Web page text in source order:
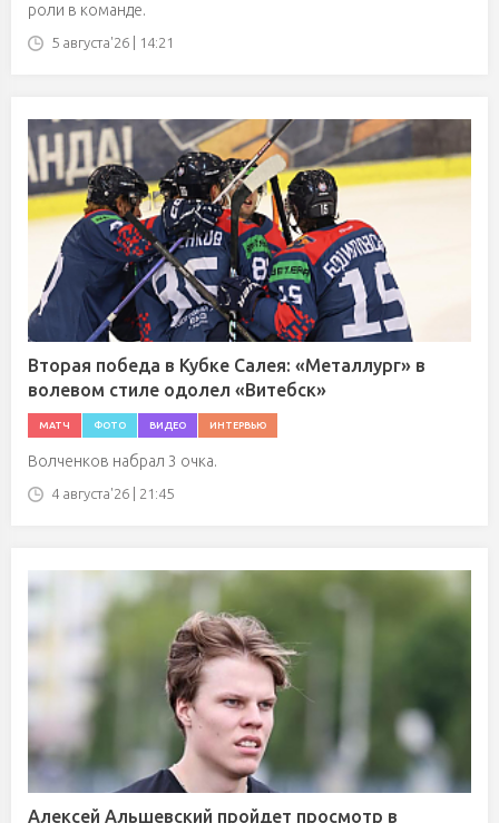
роли в команде.
5 августа'26 | 14:21
Вторая победа в Кубке Салея: «Металлург» в
волевом стиле одолел «Витебск»
МАТЧ ФОТО ВИДЕО ИНТЕРВЬЮ
Волченков набрал 3 очка.
4 августа'26 | 21:45
Алексей Альшевский пройдет просмотр в